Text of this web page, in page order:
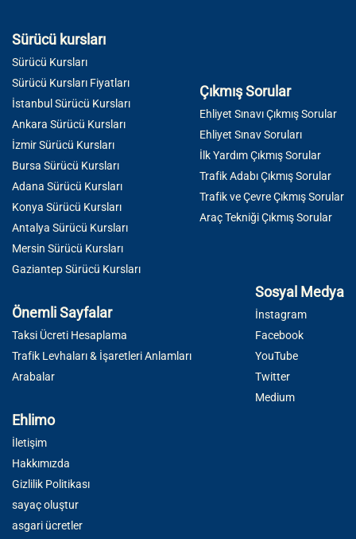
Sürücü kursları
Sürücü Kursları
Sürücü Kursları Fiyatları
İstanbul Sürücü Kursları
Ankara Sürücü Kursları
İzmir Sürücü Kursları
Bursa Sürücü Kursları
Adana Sürücü Kursları
Konya Sürücü Kursları
Antalya Sürücü Kursları
Mersin Sürücü Kursları
Gaziantep Sürücü Kursları
Çıkmış Sorular
Ehliyet Sınavı Çıkmış Sorular
Ehliyet Sınav Soruları
İlk Yardım Çıkmış Sorular
Trafik Adabı Çıkmış Sorular
Trafik ve Çevre Çıkmış Sorular
Araç Tekniği Çıkmış Sorular
Önemli Sayfalar
Taksi Ücreti Hesaplama
Trafik Levhaları & İşaretleri Anlamları
Arabalar
Sosyal Medya
İnstagram
Facebook
YouTube
Twitter
Medium
Ehlimo
İletişim
Hakkımızda
Gizlilik Politikası
sayaç oluştur
asgari ücretler